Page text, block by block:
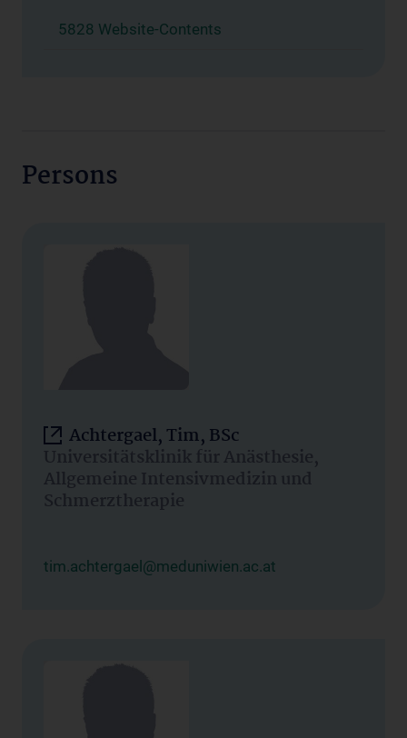
5828 Website-Contents
Persons
Achtergael, Tim, BSc
Universitätsklinik für Anästhesie,
Allgemeine Intensivmedizin und
Schmerztherapie
tim.achtergael@meduniwien.ac.at